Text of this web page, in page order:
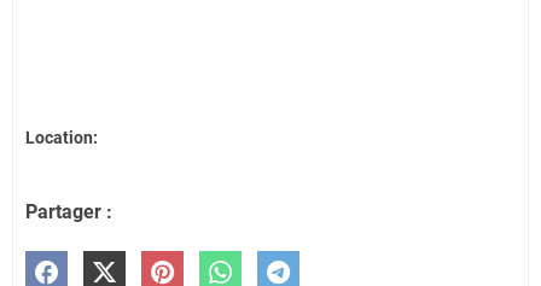
Location:
Partager :